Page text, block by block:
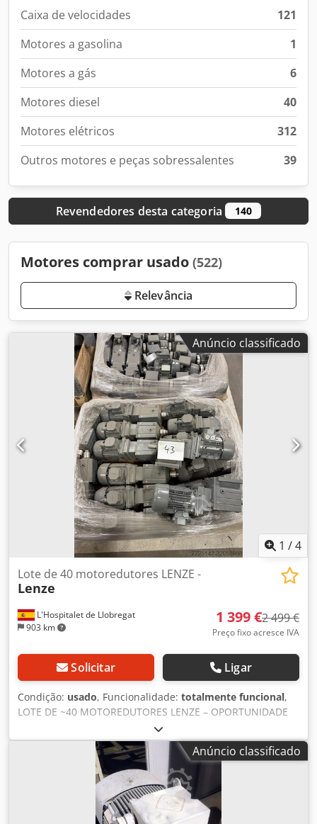
Caixa de velocidades
121
Motores a gasolina
1
Motores a gás
6
Motores diesel
40
Motores elétricos
312
Outros motores e peças sobressalentes
39
Revendedores desta categoria 140
Motores comprar usado (522)
Relevância
Anúncio classificado
1 /4
L'Hospitalet de Llobregat
903 km
Lote de 40 motoredutores LENZE -
Lenze
1 399 €2 499 €
Preço fixo acresce IVA
Solicitar Ligar
Condição: usado, Funcionalidade: totalmente funcional,
LOTE DE ~40 MOTOREDUTORES LENZE – OPORTUNIDADE
DE VENDA EM LOTE Lote completo de 40 motoredutores
LENZE de diversos tamanhos e configurações. Provenientes
de liquidação de empresa industrial (processo de
insolvência) na Espanha — as unidades estavam em uso
em linhas de produção operacionais até o encerramento
da fábrica. ═════ O QUE ESTÁ INCLUÍDO ═════ - ~40
motoredutores LENZE em 3 paletes - Potências variadas:
Anúncio classificado